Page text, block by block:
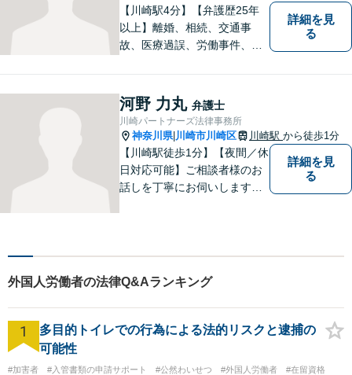
OK】
【川崎駅4分】【弁護歴25年
以上】離婚、相続、交通事
故、医療過誤、労働事件、会
績あり！日々勉強を怠らず、
皆様を守れるよう尽力してい
ます。人権を守りながら社会
の役に立つことがやりがいで
す。【後払いOK】
詳細を見
る
河野 力丸 弁護士
川崎パートナーズ法律事務所
神奈川県| 川崎市川崎区 川崎駅 から徒歩1分
【川崎駅徒歩1分】【夜間／休
日対応可能】ご相談者様のお
話しを丁寧にお伺いします。
ブルに対応可能。【明確な料
金体系】法律トラブルでお悩
みの方は、お気軽にご相談く
ださい。
詳細を見
る
外国人労働者の法律Q&Aランキング
1
多目的トイレでの行為による法的リスクと逮捕の
可能性
#加害者 #入管書類の申請サポート #公然わいせつ #外国人労働者 #在留資格